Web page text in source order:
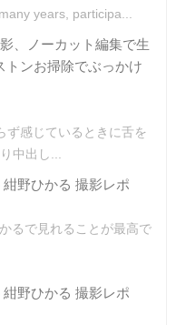
years, participa...
、ノーカット編集で生
トンお掃除でぶっかけ
ず感じているときに舌を
中出し...
野ひかる 撮影レポ
るで見れることが最高で
野ひかる 撮影レポ